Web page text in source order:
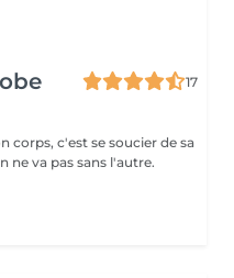
17
corps, c'est se soucier de sa
ne va pas sans l'autre.